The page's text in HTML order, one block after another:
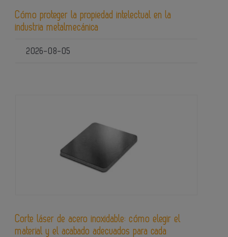
Cómo proteger la propiedad intelectual en la
industria metalmecánica
2026-08-05
Corte láser de acero inoxidable: cómo elegir el
material y el acabado adecuados para cada